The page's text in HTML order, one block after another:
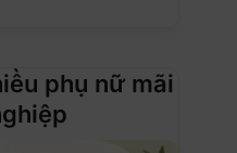
phụ nữ mãi